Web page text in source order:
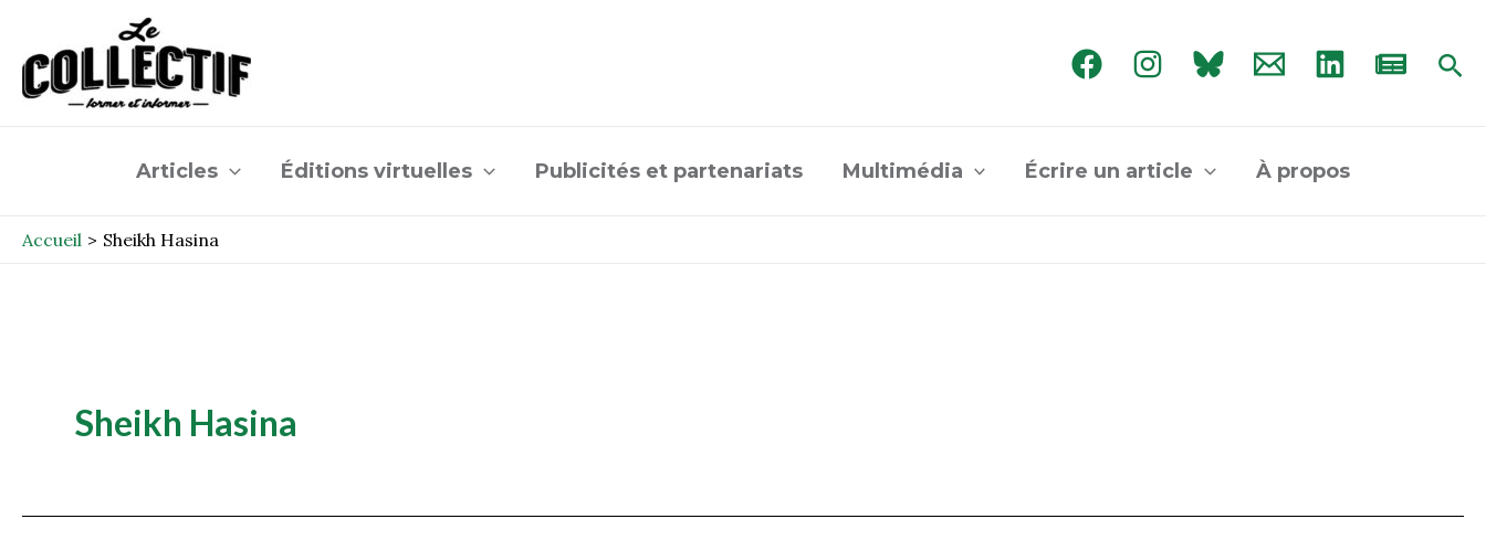
contenu
Articles Éditions virtuelles Publicités et partenariats Multimédia Écrire un article À propos
Accueil Sheikh Hasina
Sheikh Hasina